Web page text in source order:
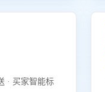
· 买家智能标